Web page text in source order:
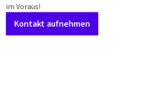
im Voraus!
Kontakt aufnehmen